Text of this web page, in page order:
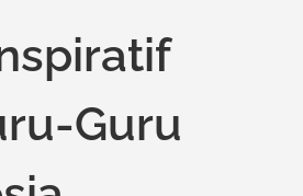
Guru